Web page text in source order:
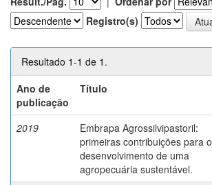
Registro(s)
Resultado 1-1 de 1.
Ano de
publicação
Título
2019
Embrapa Agrossilvipastoril:
primeiras contribuições para o
desenvolvimento de uma
agropecuária sustentável.